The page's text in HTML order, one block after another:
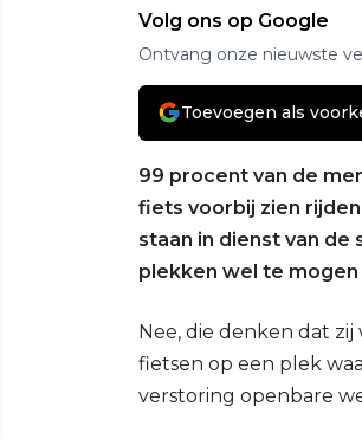
Volg ons op Google
Ontvang onze nieuwste
Toevoegen als
99 procent van de
fiets voorbij zien
staan in dienst van
plekken wel te
Nee, die denken dat
fietsen op een plek
verstoring openbare